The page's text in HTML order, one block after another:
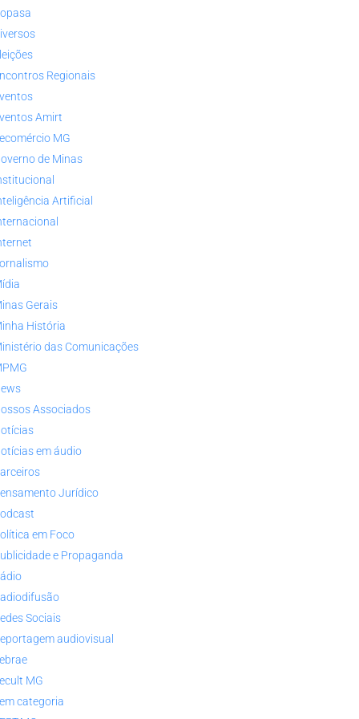
Regionais
Amirt
MG
de Minas
Artificial
Gerais
História
das Comunicações
Associados
em áudio
Jurídico
em Foco
e Propaganda
Sociais
audiovisual
MG
categoria